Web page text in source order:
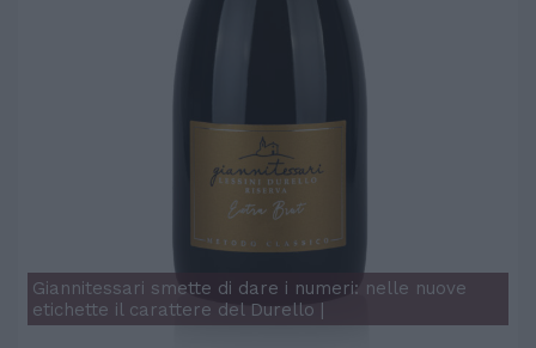
Giannitessari smette di dare i numeri: nelle nuove
etichette il carattere del Durello |